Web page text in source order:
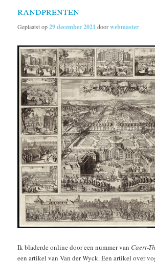
randprenten
Geplaatst op29 december 2021 doorwebmaster
Ik bladerde online door een nummer van Caert-
een artikel van Van der Wyck. Een artikel over